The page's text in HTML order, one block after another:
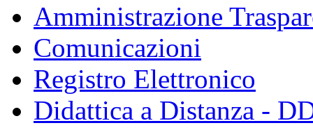
Amministrazione
Comunicazioni
Registro Elettronico
Didattica a Distanza -